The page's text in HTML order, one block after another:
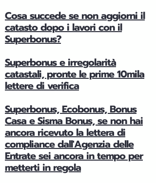
Cosa succede se non aggiorni il
catasto dopo i lavori con il
Superbonus?
Superbonus e irregolarità
catastali, pronte le prime 10mila
lettere di verifica
Superbonus, Ecobonus, Bonus
Casa e Sisma Bonus, se non hai
ancora ricevuto la lettera di
compliance dall'Agenzia delle
Entrate sei ancora in tempo per
metterti in regola